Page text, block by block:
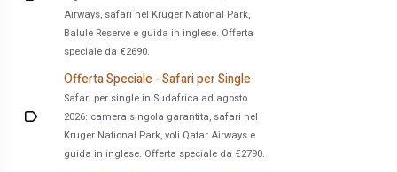
Airways, safari nel Kruger National Park,
Balule Reserve e guida in inglese. Offerta
speciale da €2690.
Offerta Speciale - Safari per Single
Safari per single in Sudafrica ad agosto
2026: camera singola garantita, safari nel
Kruger National Park, voli Qatar Airways e
guida in inglese. Offerta speciale da €2790.